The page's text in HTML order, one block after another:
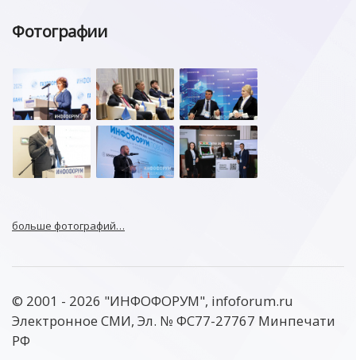
Фотографии
больше фотографий…
© 2001 - 2026 "ИНФОФОРУМ", infoforum.ru
Электронное СМИ, Эл. № ФС77-27767 Минпечати
РФ